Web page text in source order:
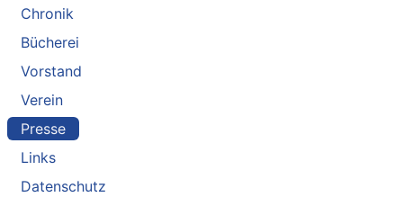
Chronik
Bücherei
Vorstand
Verein
Presse
Links
Datenschutz